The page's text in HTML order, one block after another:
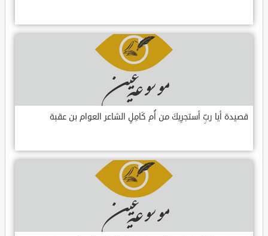
قصيدة أيا ربِّ أستجرِيكَ من أُم كَامِلٍ الشاعر العوام بن عقبة